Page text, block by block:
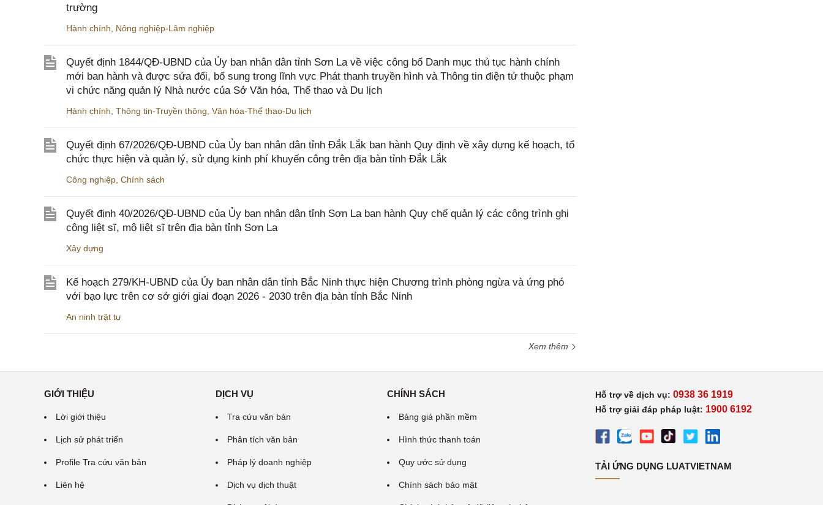
trường
Hành chính Nông nghiệp-Lâm nghiệp
Quyết định 1844/QĐ-UBND của Ủy ban nhân dân tỉnh Sơn La về việc công bố Danh mục thủ tục hành chính
mới ban hành và được sửa đổi, bổ sung trong lĩnh vực Phát thanh truyền hình và Thông tin điện tử thuộc phạm
vi chức năng quản lý Nhà nước của Sở Văn hóa, Thể thao và Du lịch
Hành chính Thông tin-Truyền thông Văn hóa-Thể thao-Du lịch
Quyết định 67/2026/QĐ-UBND của Ủy ban nhân dân tỉnh Đắk Lắk ban hành Quy định về xây dựng kế hoạch, tổ
chức thực hiện và quản lý, sử dụng kinh phí khuyến công trên địa bàn tỉnh Đắk Lắk
Công nghiệp Chính sách
Quyết định 40/2026/QĐ-UBND của Ủy ban nhân dân tỉnh Sơn La ban hành Quy chế quản lý các công trình ghi
công liệt sĩ, mộ liệt sĩ trên địa bàn tỉnh Sơn La
Xây dựng
Kế hoạch 279/KH-UBND của Ủy ban nhân dân tỉnh Bắc Ninh thực hiện Chương trình phòng ngừa và ứng phó
với bạo lực trên cơ sở giới giai đoạn 2026 - 2030 trên địa bàn tỉnh Bắc Ninh
An ninh trật tự
Xem thêm
GIỚI THIỆU
Lời giới thiệu
Lịch sử phát triển
Profile Tra cứu văn bản
Liên hệ
DỊCH VỤ
Tra cứu văn bản
Phân tích văn bản
Pháp lý doanh nghiệp
Dịch vụ dịch thuật
CHÍNH SÁCH
Bảng giá phần mềm
Hình thức thanh toán
Quy ước sử dụng
Chính sách bảo mật
Hỗ trợ về dịch vụ: 0938 36 1919
Hỗ trợ giải đáp pháp luật: 1900 6192
TẢI ỨNG DỤNG LUATVIETNAM